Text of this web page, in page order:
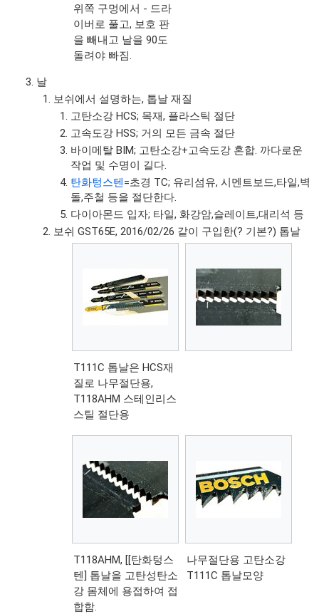
위쪽 구멍에서 - 드라
이버로 풀고, 보호 판
을 빼내고 날을 90도
돌려야 빠짐.
날
보쉬에서 설명하는, 톱날 재질
고탄소강 HCS; 목재, 플라스틱 절단
고속도강 HSS; 거의 모든 금속 절단
바이메탈 BIM; 고탄소강+고속도강 혼합. 까다로운
작업 및 수명이 길다.
탄화텅스텐=초경 TC; 유리섬유, 시멘트보드,타일,벽
돌,주철 등을 절단한다.
다이아몬드 입자; 타일, 화강암,슬레이트,대리석 등
보쉬 GST65E, 2016/02/26 같이 구입한(? 기본?) 톱날
T111C 톱날은 HCS재
질로 나무절단용,
T118AHM 스테인리스
스틸 절단용
T118AHM, [[탄화텅스
텐] 톱날을 고탄성탄소
강 몸체에 용접하여 접
합함.
나무절단용 고탄소강
T111C 톱날모양